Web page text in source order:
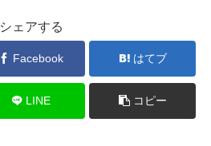
シェアする
Facebook はてブ
LINE コピー